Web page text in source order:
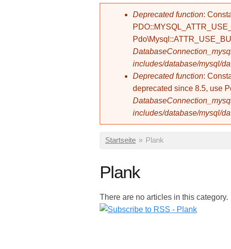
Fehlermeldung
Deprecated function:
includes/database/mysql/
Deprecated function:
deprecated since 8.5, use
includes/database/mysql/
Sie sind hier
Startseite » Plank
Plank
There are no articles in this category.